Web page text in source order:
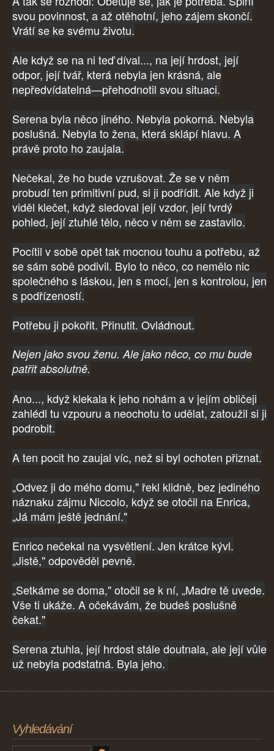
svou povinnost, a až otěhotní, jeho zájem skončí.
Vrátí se ke svému životu.
Ale když se na ni teď díval..., na její hrdost, její
odpor, její tvář, která nebyla jen krásná, ale
nepředvídatelná—přehodnotil svou situaci.
Serena byla něco jiného. Nebyla pokorná. Nebyla
poslušná. Nebyla to žena, která sklápí hlavu. A
právě proto ho zaujala.
Nečekal, že ho bude vzrušovat. Že se v něm
probudí ten primitivní pud, si ji podřídit. Ale když ji
viděl klečet, když sledoval její vzdor, její tvrdý
pohled, její ztuhlé tělo, něco v něm se zastavilo.
Pocítil v sobě opět tak mocnou touhu a potřebu, až
se sám sobě podivil. Bylo to něco, co nemělo nic
společného s láskou, jen s mocí, jen s kontrolou, jen
s podřízeností.
Potřebu ji pokořit. Přinutit. Ovládnout.
Nejen jako svou ženu. Ale jako něco, co mu bude
patřit absolutně.
Ano..., když klekala k jeho nohám a v jejím obličeji
zahlédl tu vzpouru a neochotu to udělat, zatoužil si ji
podrobit.
A ten pocit ho zaujal víc, než si byl ochoten přiznat.
„Odvez ji do mého domu," řekl klidně, bez jediného
náznaku zájmu Niccolo, když se otočil na Enrica,
„Já mám ještě jednání."
Enrico nečekal na vysvětlení. Jen krátce kývl.
„Jistě," odpověděl pevně.
„Setkáme se doma," otočil se k ní, „Madre tě uvede.
Vše ti ukáže. A očekávám, že budeš poslušně
čekat."
Serena ztuhla, její hrdost stále doutnala, ale její vůle
už nebyla podstatná. Byla jeho.
Vyhledávání